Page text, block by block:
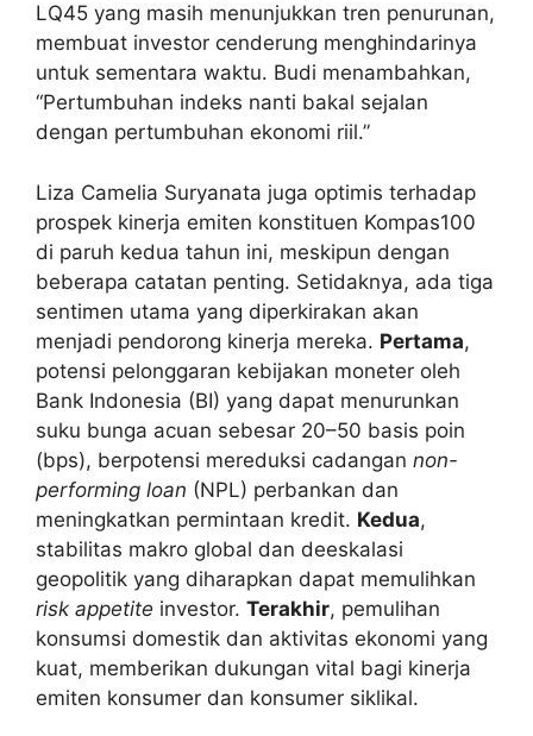
LQ45 yang masih menunjukkan tren penurunan,
membuat investor cenderung menghindarinya
untuk sementara waktu. Budi menambahkan,
“Pertumbuhan indeks nanti bakal sejalan
dengan pertumbuhan ekonomi riil.”
Liza Camelia Suryanata juga optimis terhadap
prospek kinerja emiten konstituen Kompas100
di paruh kedua tahun ini, meskipun dengan
beberapa catatan penting. Setidaknya, ada tiga
sentimen utama yang diperkirakan akan
menjadi pendorong kinerja mereka. Pertama,
potensi pelonggaran kebijakan moneter oleh
Bank Indonesia (BI) yang dapat menurunkan
suku bunga acuan sebesar 20–50 basis poin
(bps), berpotensi mereduksi cadangan non-
performing loan (NPL) perbankan dan
meningkatkan permintaan kredit. Kedua,
stabilitas makro global dan deeskalasi
geopolitik yang diharapkan dapat memulihkan
risk appetite investor. Terakhir, pemulihan
konsumsi domestik dan aktivitas ekonomi yang
kuat, memberikan dukungan vital bagi kinerja
emiten konsumer dan konsumer siklikal.